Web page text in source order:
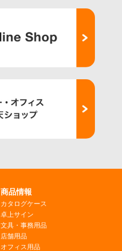
商品情報
カタログケース
卓上サイン
文具・事務用品
店舗用品
オフィス用品